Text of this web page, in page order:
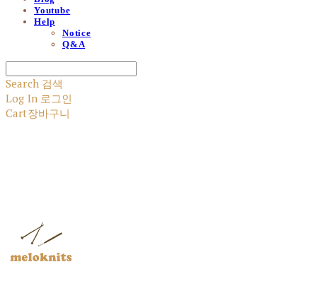
Youtube
Help
Notice
Q&A
Search 검색
Log In 로그인
Cart장바구니